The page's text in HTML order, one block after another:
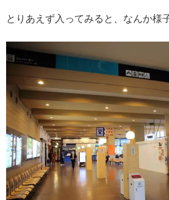
とりあえず入ってみると、なんか様